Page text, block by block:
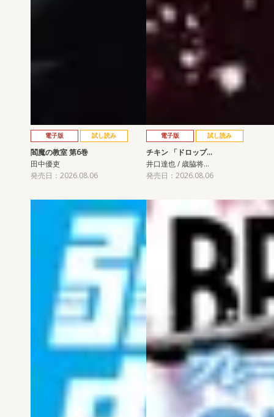
電子版 試し読み
閻魔の教室 第6巻
田中優吏
発売日：2026.08.06
電子版 試し読み
チキン 「ドロップ…
井口達也 / 歳脇将…
発売日：2026.08.06